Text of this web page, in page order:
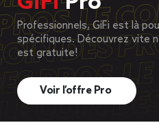
Professionnels, GiFi est là
spécifiques. Découvrez vite
est gratuite!
Voir l’offre Pro